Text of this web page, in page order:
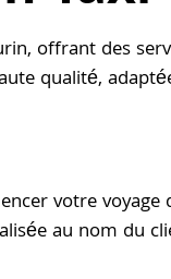
offrant des
qualité,
votre
au nom du